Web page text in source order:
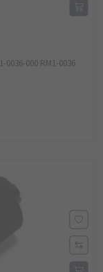
0036-000 RM1-0036